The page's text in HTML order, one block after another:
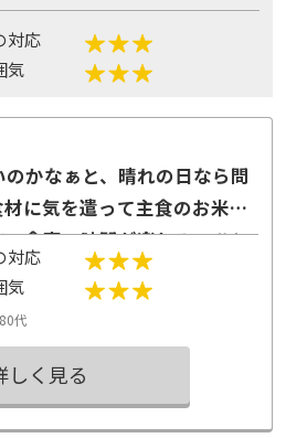
対応
気
かなぁと、晴れの日なら問
に気を遣って主食のお米に
食事の時間が楽しみのひと
対応
気
代
しく見る